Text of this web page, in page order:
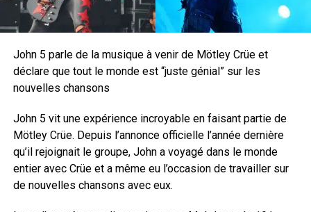
John 5 parle de la musique à venir de Mötley Crüe et
déclare que tout le monde est “juste génial” sur les
nouvelles chansons
John 5 vit une expérience incroyable en faisant partie de
Mötley Crüe. Depuis l’annonce officielle l’année dernière
qu’il rejoignait le groupe, John a voyagé dans le monde
entier avec Crüe et a même eu l’occasion de travailler sur
de nouvelles chansons avec eux.